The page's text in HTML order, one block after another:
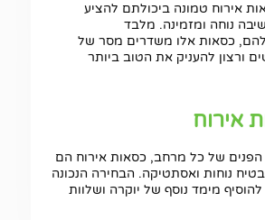
אירוח טמונה ביכולתם להציע
נוחה ומזמינה. מלבד
כסאות אלו משדרים מסר של
ורצון להעניק את הטוב ביותר
אירוח
הפנים של כל מרחב, כסאות אירוח הם
נוחות ואסתטיקה. הבחירה הנכונה
מימד נוסף של יוקרה ושלוות